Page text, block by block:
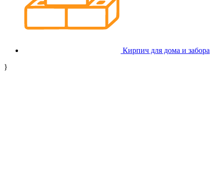
Кирпич для дома и забора
}